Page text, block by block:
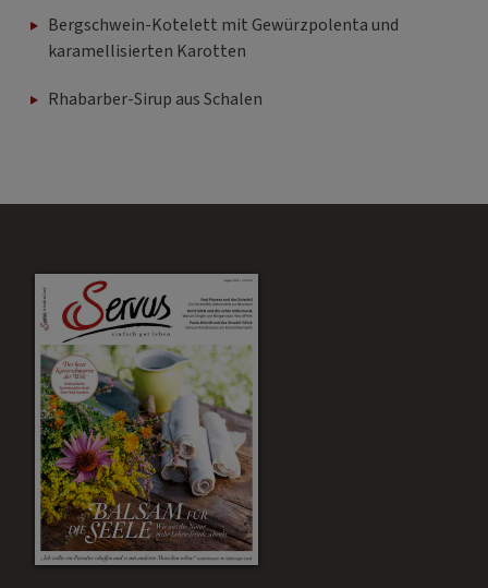
Bergschwein-Kotelett mit Gewürzpolenta und
karamellisierten Karotten
Rhabarber-Sirup aus Schalen